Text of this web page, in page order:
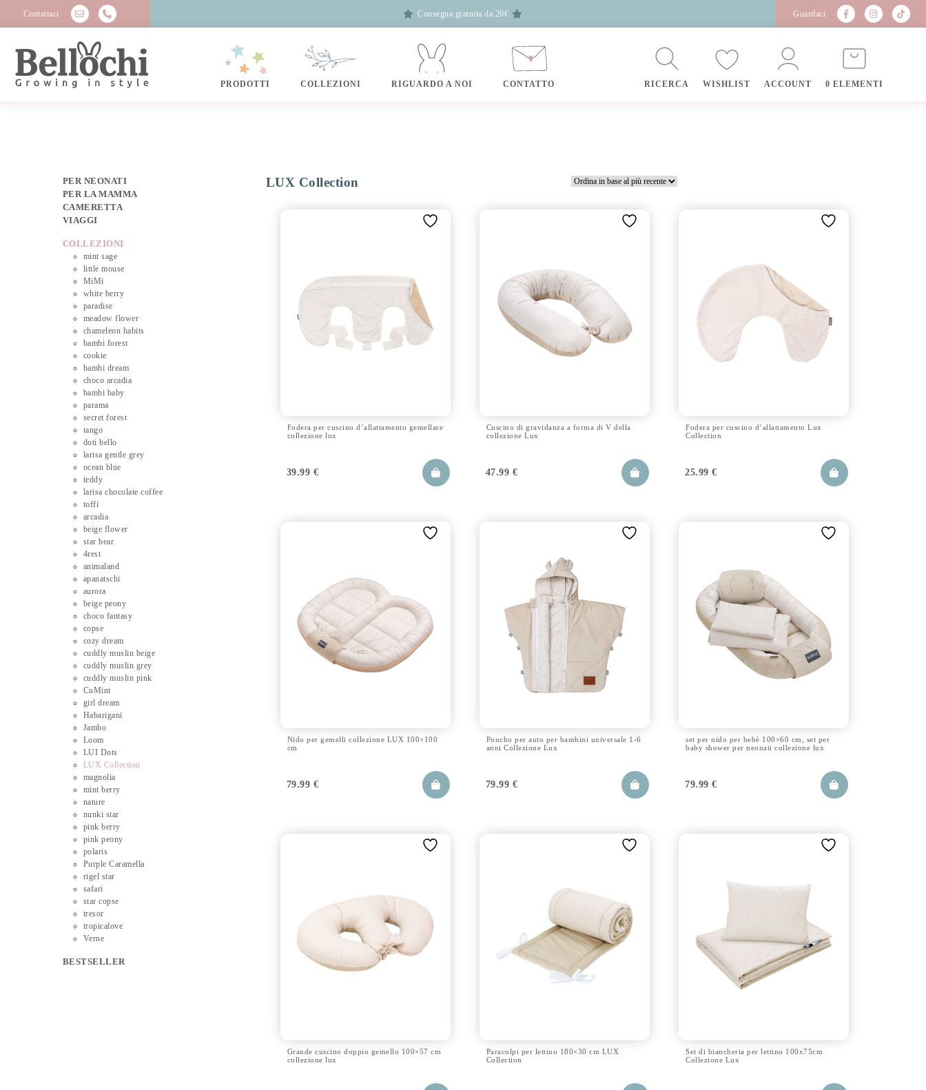
Contattaci Consegna gratuita da 20€ Guardaci
PRODOTTI COLLEZIONI RIGUARDO A NOI CONTATTO RICERCA WISHLIST ACCOUNT 0 ELEMENTI
PER NEONATI
PER LA MAMMA
CAMERETTA
VIAGGI
COLLEZIONI
mint sage
little mouse
MiMi
white berry
paradise
meadow flower
chameleon habits
bambi forest
cookie
bambi dream
choco arcadia
bambi baby
parama
secret forest
tango
doti bello
larisa gentle grey
ocean blue
teddy
larisa chocolate coffee
toffi
arcadia
beige flower
star bear
4rest
animaland
apanatschi
aurora
beige peony
choco fantasy
copse
cozy dream
cuddly muslin beige
cuddly muslin grey
cuddly muslin pink
CuMint
girl dream
Habarigani
Jambo
Loom
LUI Dots
LUX Collection
magnolia
mint berry
nature
nunki star
pink berry
pink peony
polaris
Purple Caramella
rigel star
safari
star copse
tresor
tropicalove
Verne
BESTSELLER
LUX Collection
Fodera per cuscino d’allattamento gemellare
collezione lux
39.99 €
Cuscino di gravidanza a forma di V della
collezione Lux
47.99 €
Fodera per cuscino d’allattamento Lux
Collection
25.99€
Nido per gemelli collezione LUX 100×100
cm
79.99 €
Poncho per auto per bambini universale 1-6
anni Collezione Lux
79.99 €
set per nido per bebè 100×60 cm, set per
baby shower per neonati collezione lux
79.99€
Grande cuscino doppio gemello 100×57 cm
collezione lux
Paracolpi per lettino 180×30 cm LUX
Collection
Set di biancheria per lettino 100x75cm
Collezione Lux